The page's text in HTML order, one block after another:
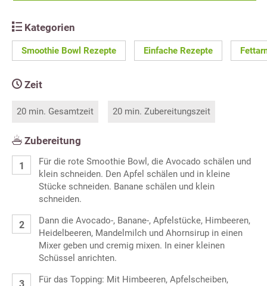
Kategorien
Smoothie Bowl Rezepte Einfache Rezepte
Zeit
20 min. Gesamtzeit 20 min. Zubereitungszeit
Zubereitung
Für die rote Smoothie Bowl, die Avocado schälen und
klein schneiden. Den Apfel schälen und in kleine
Stücke schneiden. Banane schälen und klein
schneiden.
Dann die Avocado-, Banane-, Apfelstücke, Himbeeren,
Heidelbeeren, Mandelmilch und Ahornsirup in einen
Mixer geben und cremig mixen. In einer kleinen
Schüssel anrichten.
Für das Topping: Mit Himbeeren, Apfelscheiben,